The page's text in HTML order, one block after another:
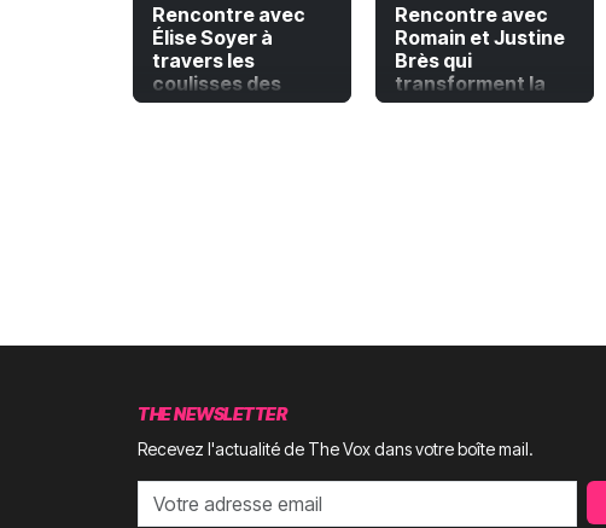
Rencontre avec
Élise Soyer à
travers les
coulisses des
fêtes au village
Rencontre avec
Romain et Justine
Brès qui
transforment la
diagonale du vide
THE NEWSLETTER
Recevez l'actualité de The Vox dans votre boîte mail.